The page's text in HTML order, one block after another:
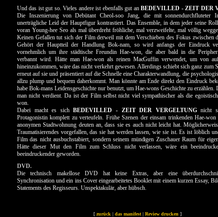
Und das ist gut so. Vieles andere ist ebenfalls gut anBEDEVILLED - ZEIT DER
Die Inszenierung von Debütant Cheol-soo Jang, die mit sonnendurchfluteter
unerträgliche Leid der Hauptfigur kontrastiert. Das Ensemble, in dem jeder seine
voran Young-hee Seo als mal überdreht fröhliche, mal verzweifelte, mal völlig
Keinen Gefallen tut sich der Film derweil mit dem Verschieben des Fokus zwischen
Gehört der Hauptteil der Handlung Bok-nam, so wird anfangs der Eindruck
vornehmlich um ihre städtische Freundin Hae-won, die aber bald in die
verbannt wird. Hätte man Hae-won als reinen MacGuffin verwendet, um von
hineinzukommen, wäre das nicht verkehrt gewesen. Allerdings schiebt sich ganz zum
erneut auf sie und präsentiert auf die Schnelle eine Charakterwandlung, die
allzu plump und bequem daherkommt. Man könnte am Ende direkt den Eindruck
habe Bok-mans Leidensgeschichte nur benutzt, um Hae-wons Geschichte zu erzählen.
man nicht verdient. Da ist der Film selbst nicht viel sympathischer als die
won.
Dabei macht es sichBEDEVILLED - ZEIT DER VERGELTUNGnicht
Protagonistin komplett zu verteufeln. Frühe Szenen der einsam trinkenden Hae-
anonymen Stadtwohnung deuten an, dass sie es auch nicht leicht hat.
Traumatisierendes vorgefallen, das sie hat werden lassen, wie sie ist. Es ist löblich
Film das nicht ausbuchstabiert, sondern seinem mündigen Zuschauer Raum für
Hätte dieser Mut den Film zum Schluss nicht verlassen, wäre ein
beeindruckender geworden.
DVD.
Die technisch makellose DVD hat keine Extras, aber eine
Synchronisation und ein ins Cover eingearbeitetes Booklet mit einem kurzen Essay,
Statements des Regisseurs. Unspektakulär, aber hübsch.
[ zurück | das manifest | Review drucken ]